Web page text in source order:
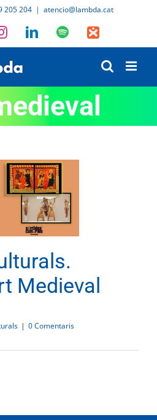
205 204 | atencio@lambda.cat
InstagramLinkedInSpotifyIVoox
Medieval
| 0 Comentaris